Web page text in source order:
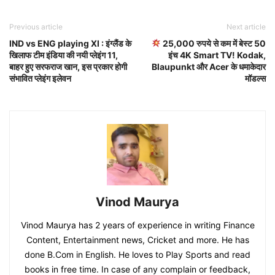
Previous article
IND vs ENG playing XI : इंग्लैंड के
खिलाफ टीम इंडिया की नयी प्लेइंग 11,
बाहर हुए सरफराज खान, इस प्रकार होगी
संभावित प्लेइंग इलेवन
Next article
25,000 रुपये से कम में बेस्ट 50
इंच 4K Smart TV! Kodak,
Blaupunkt और Acer के धमाकेदार
मॉडल्स
Vinod Maurya
Vinod Maurya has 2 years of experience in writing Finance
Content, Entertainment news, Cricket and more. He has
done B.Com in English. He loves to Play Sports and read
books in free time. In case of any complain or feedback,